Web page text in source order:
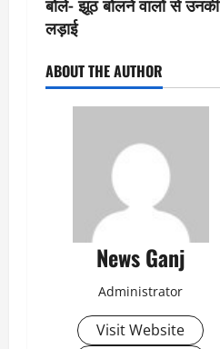
बोले- झूठ बोलने वालों से उनकी
लड़ाई
ABOUT THE AUTHOR
News Ganj
Administrator
Visit Website